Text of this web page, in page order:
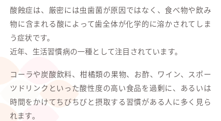
酸蝕症は、厳密には虫歯菌が原因ではなく、食べ物や飲み
物に含まれる酸によって歯全体が化学的に溶かされてしま
う症状です。
近年、生活習慣病の一種として注目されています。
コーラや炭酸飲料、柑橘類の果物、お酢、ワイン、スポー
ツドリンクといった酸性度の高い食品を過剰に、あるいは
時間をかけてちびちびと摂取する習慣がある人に多く見ら
れます。